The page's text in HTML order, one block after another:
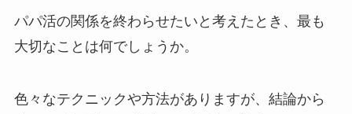
パパ活の関係を終わらせたいと考えたとき、最も
大切なことは何でしょうか。
色々なテクニックや方法がありますが、結論から